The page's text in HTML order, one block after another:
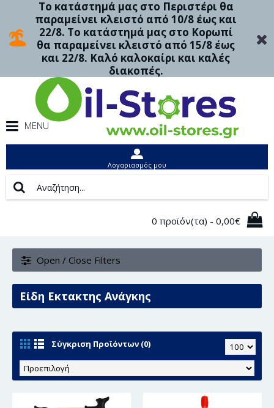
Το κατάστημά μας στο Περιστέρι θα
παραμείνει κλειστό από 10/8 έως και
22/8. Το κατάστημά μας στο Κορωπί
θα παραμείνει κλειστό από 15/8 έως
και 22/8. Καλό καλοκαίρι και καλές
διακοπές.
MENU
Λογαριασμός μου
0 προϊόν(τα) - 0,00€
Open / Close Filters
Είδη Εκτακτης Ανάγκης
Σύγκριση Προϊόντων (0)